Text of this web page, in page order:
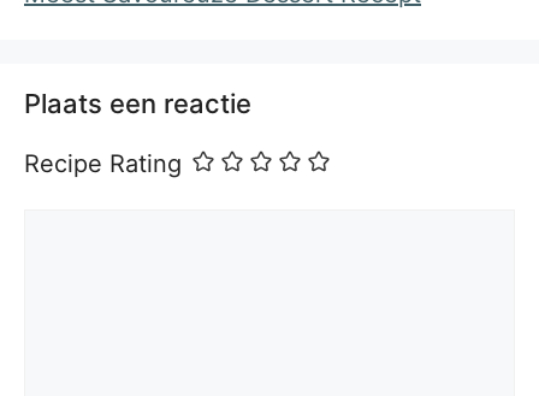
Plaats een reactie
Recipe Rating